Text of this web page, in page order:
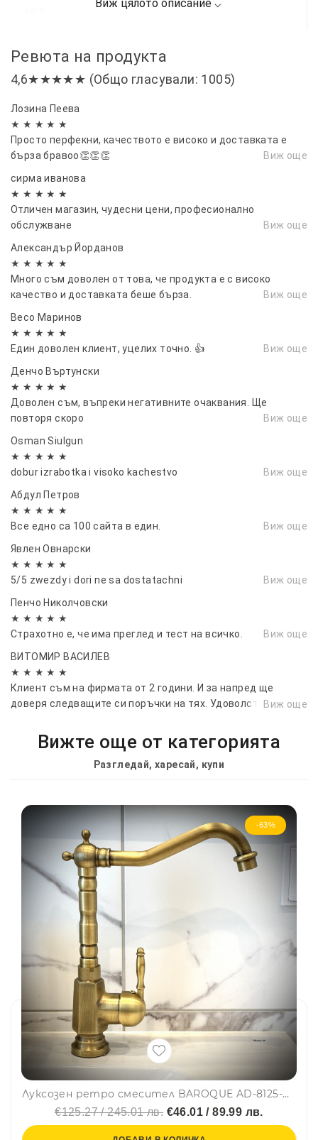
Ревюта на продукта
4,6★★★★★ (Общо гласували: 1005)
Лозина Пеева
★ ★ ★ ★ ★
Просто перфекни, качеството е високо и доставката е
бърза бравоо👏👏👏
Виж още
сирма иванова
★ ★ ★ ★ ★
Отличен магазин, чудесни цени, професионално
обслужване
Виж още
Александър Йорданов
★ ★ ★ ★ ★
Много съм доволен от това, че продукта е с високо
качество и доставката беше бърза.
Виж още
Весо Маринов
★ ★ ★ ★ ★
Един доволен клиент, уцелих точно. 👍
Виж още
Денчо Въртунски
★ ★ ★ ★ ★
Доволен съм, въпреки негативните очаквания. Ще
повторя скоро
Виж още
Osman Siulgun
★ ★ ★ ★ ★
dobur izrabotka i visoko kachestvo
Виж още
Абдул Петров
★ ★ ★ ★ ★
Все едно са 100 сайта в един.
Виж още
Явлен Овнарски
★ ★ ★ ★ ★
5/5 zwezdy i dori ne sa dostatachni
Виж още
Пенчо Николчовски
★ ★ ★ ★ ★
Страхотно е, че има преглед и тест на всичко.
Виж още
ВИТОМИР ВАСИЛЕВ
★ ★ ★ ★ ★
Клиент съм на фирмата от 2 години. И за напред ще
доверя следващите си поръчки на тях. Удоволствие е,
прецизни и всеотдайни
Виж още
Вижте още от категорията
Разгледай, харесай, купи
-63%
Луксозен ретро смесител BAROQUE AD-8125-A за кухня и баня, месинг, самостоящ, смесителна батерия
€125.27 / 245.01 лв. €46.01 / 89.99 лв.